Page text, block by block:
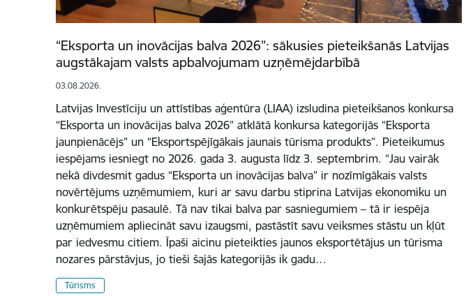
“Eksporta un inovācijas balva 2026”: sākusies pieteikšanās Latvijas
augstākajam valsts apbalvojumam uzņēmējdarbībā
03.08.2026.
Latvijas Investīciju un attīstības aģentūra (LIAA) izsludina pieteikšanos konkursa
“Eksporta un inovācijas balva 2026” atklātā konkursa kategorijās “Eksporta
jaunpienācējs” un “Eksportspējīgākais jaunais tūrisma produkts”. Pieteikumus
iespējams iesniegt no 2026. gada 3. augusta līdz 3. septembrim. “Jau vairāk
nekā divdesmit gadus “Eksporta un inovācijas balva” ir nozīmīgākais valsts
novērtējums uzņēmumiem, kuri ar savu darbu stiprina Latvijas ekonomiku un
konkurētspēju pasaulē. Tā nav tikai balva par sasniegumiem – tā ir iespēja
uzņēmumiem apliecināt savu izaugsmi, pastāstīt savu veiksmes stāstu un kļūt
par iedvesmu citiem. Īpaši aicinu pieteikties jaunos eksportētājus un tūrisma
nozares pārstāvjus, jo tieši šajās kategorijās ik gadu…
Tūrisms